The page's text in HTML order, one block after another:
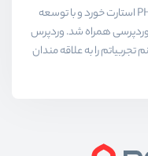
داستان من و کدنویسی 9 سال پیش با PHP استارت خورد و با توسعه
وردپرسی همراه شد. وردپرس
تجربیاتم را به علاقه مندان